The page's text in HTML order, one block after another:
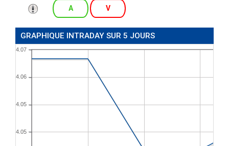
A V
GRAPHIQUE INTRADAY SUR 5 JOURS
4.05
4.05
4.06
4.07